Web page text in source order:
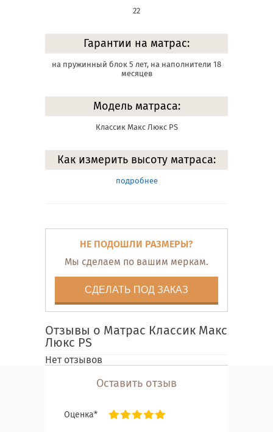
22
Гарантии на матрас:
на пружинный блок 5 лет, на наполнители 18
месяцев
Модель матраса:
Классик Макс Люкс PS
Как измерить высоту матраса:
подробнее
НЕ ПОДОШЛИ РАЗМЕРЫ?
Мы сделаем по вашим меркам.
СДЕЛАТЬ ПОД ЗАКАЗ
Отзывы о Матрас Классик Макс
Люкс PS
Нет отзывов
Оставить отзыв
Оценка*